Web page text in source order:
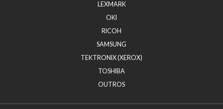
LEXMARK
OKI
RICOH
SAMSUNG
TEKTRONIX (XEROX)
TOSHIBA
OUTROS